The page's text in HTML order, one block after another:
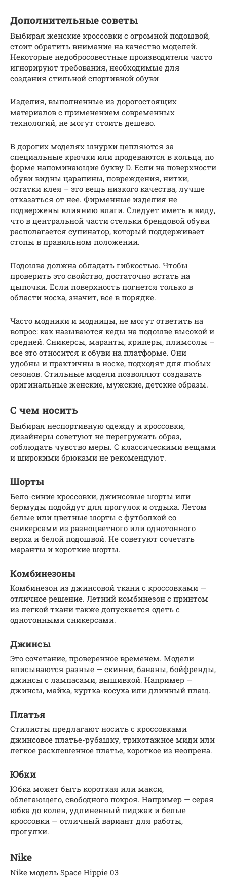
Дополнительные советы
Выбирая женские кроссовки с огромной подошвой,
стоит обратить внимание на качество моделей.
Некоторые недобросовестные производители часто
игнорируют требования, необходимые для
создания стильной спортивной обуви
Изделия, выполненные из дорогостоящих
материалов с применением современных
технологий, не могут стоить дешево.
В дорогих моделях шнурки цепляются за
специальные крючки или продеваются в кольца, по
форме напоминающие букву D. Если на поверхности
обуви видны царапины, повреждения, нитки,
остатки клея – это вещь низкого качества, лучше
отказаться от нее. Фирменные изделия не
подвержены влиянию влаги. Следует иметь в виду,
что в центральной части стельки брендовой обуви
располагается супинатор, который поддерживает
стопы в правильном положении.
Подошва должна обладать гибкостью. Чтобы
проверить это свойство, достаточно встать на
цыпочки. Если поверхность погнется только в
области носка, значит, все в порядке.
Часто модники и модницы, не могут ответить на
вопрос: как называются кеды на подошве высокой и
средней. Сникерсы, маранты, криперы, плимсолы –
все это относится к обуви на платформе. Они
удобны и практичны в носке, подходят для любых
сезонов. Стильные модели позволяют создавать
оригинальные женские, мужские, детские образы.
С чем носить
Выбирая неспортивную одежду и кроссовки,
дизайнеры советуют не перегружать образ,
соблюдать чувство меры. С классическими вещами
и широкими брюками не рекомендуют.
Шорты
Бело-синие кроссовки, джинсовые шорты или
бермуды подойдут для прогулок и отдыха. Летом
белые или цветные шорты с футболкой со
сникерсами из разноцветного или однотонного
верха и белой подошвой. Не советуют сочетать
маранты и короткие шорты.
Комбинезоны
Комбинезон из джинсовой ткани с кроссовками —
отличное решение. Летний комбинезон с принтом
из легкой ткани также допускается одеть с
однотонными сникерсами.
Джинсы
Это сочетание, проверенное временем. Модели
вписываются разные — скинни, бананы, бойфренды,
джинсы с лампасами, вышивкой. Например —
джинсы, майка, куртка-косуха или длинный плащ.
Платья
Стилисты предлагают носить с кроссовками
джинсовое платье-рубашку, трикотажное миди или
легкое расклешенное платье, короткое из неопрена.
Юбки
Юбка может быть короткая или макси,
облегающего, свободного покроя. Например — серая
юбка до колен, удлиненный пиджак и белые
кроссовки — отличный вариант для работы,
прогулки.
Nike
Nike модель Space Hippie 03